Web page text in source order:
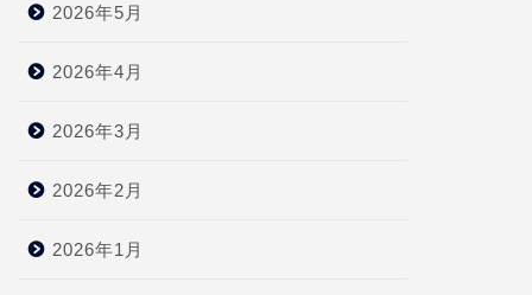
2026年5月
2026年4月
2026年3月
2026年2月
2026年1月